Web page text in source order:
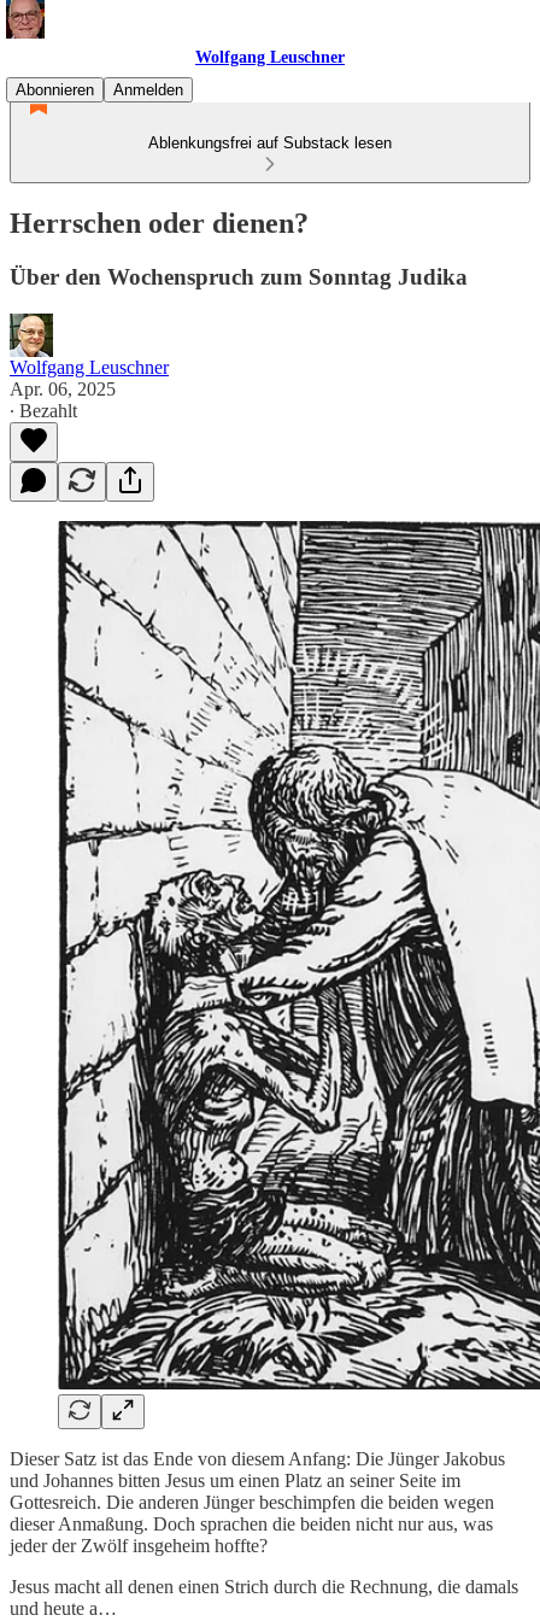
Wolfgang Leuschner
Abonnieren
Anmelden
Ablenkungsfrei auf Substack lesen
Herrschen oder dienen?
Über den Wochenspruch zum Sonntag Judika
Wolfgang Leuschner
Apr. 06, 2025
∙ Bezahlt
Dieser Satz ist das Ende von diesem Anfang: Die Jünger Jakobus
und Johannes bitten Jesus um einen Platz an seiner Seite im
Gottesreich. Die anderen Jünger beschimpfen die beiden wegen
dieser Anmaßung. Doch sprachen die beiden nicht nur aus, was
jeder der Zwölf insgeheim hoffte?
Jesus macht all denen einen Strich durch die Rechnung, die damals
und heute a…